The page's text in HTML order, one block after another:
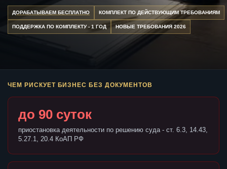
ДОРАБАТЫВАЕМ БЕСПЛАТНО КОМПЛЕКТ ПО ДЕЙСТВУЮЩИМ ТРЕБОВАНИЯМ
ПОДДЕРЖКА ПО КОМПЛЕКТУ - 1 ГОД НОВЫЕ ТРЕБОВАНИЯ 2026
ЧЕМ РИСКУЕТ БИЗНЕС БЕЗ ДОКУМЕНТОВ
до 90 суток
приостановка деятельности по решению суда - ст. 6.3, 14.43,
5.27.1, 20.4 КоАП РФ